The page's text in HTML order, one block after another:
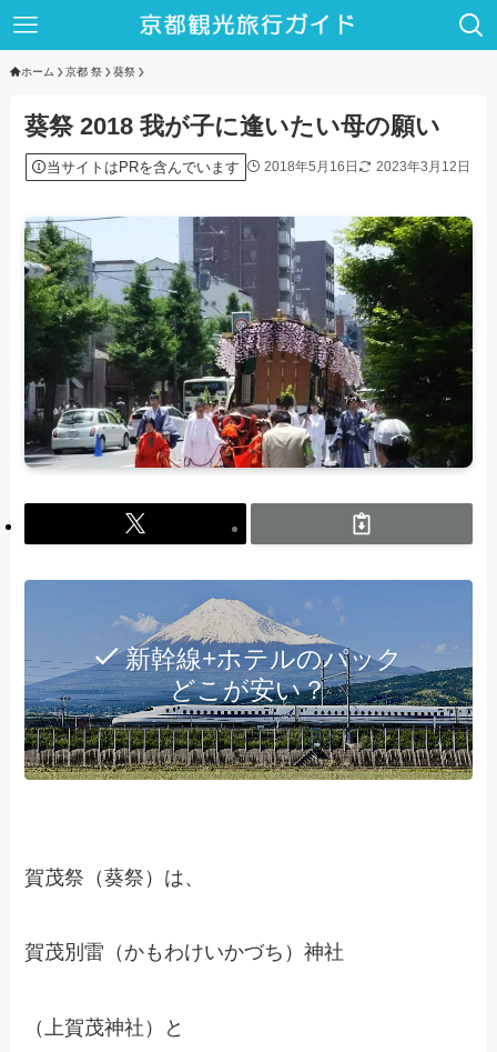
ホーム 京都 祭 葵祭
葵祭 2018 我が子に逢いたい母の願い
当サイトはPRを含んでいます 2018年5月16日 2023年3月12日
新幹線+ホテルのパック
どこが安い？
賀茂祭（葵祭）は、
賀茂別雷（かもわけいかづち）神社
（上賀茂神社）と